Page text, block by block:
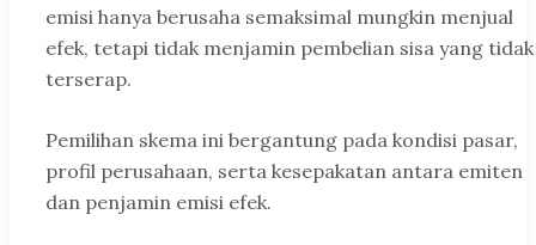
emisi hanya berusaha semaksimal mungkin menjual
efek, tetapi tidak menjamin pembelian sisa yang tidak
terserap.
Pemilihan skema ini bergantung pada kondisi pasar,
profil perusahaan, serta kesepakatan antara emiten
dan penjamin emisi efek.